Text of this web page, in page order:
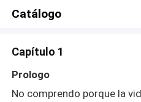
Catálogo
Capítulo 1
Prologo
No comprendo porque la